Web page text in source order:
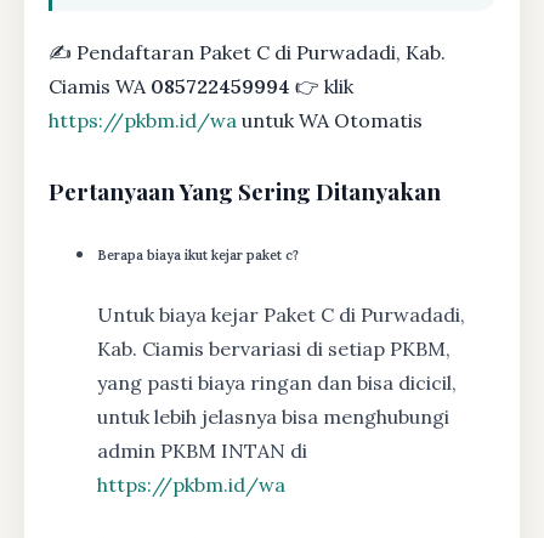
✍ Pendaftaran Paket C di Purwadadi, Kab.
Ciamis WA 085722459994 👉 klik
https://pkbm.id/wa untuk WA Otomatis
Pertanyaan Yang Sering Ditanyakan
Berapa biaya ikut kejar paket c?
Untuk biaya kejar Paket C di Purwadadi,
Kab. Ciamis bervariasi di setiap PKBM,
yang pasti biaya ringan dan bisa dicicil,
untuk lebih jelasnya bisa menghubungi
admin PKBM INTAN di
https://pkbm.id/wa